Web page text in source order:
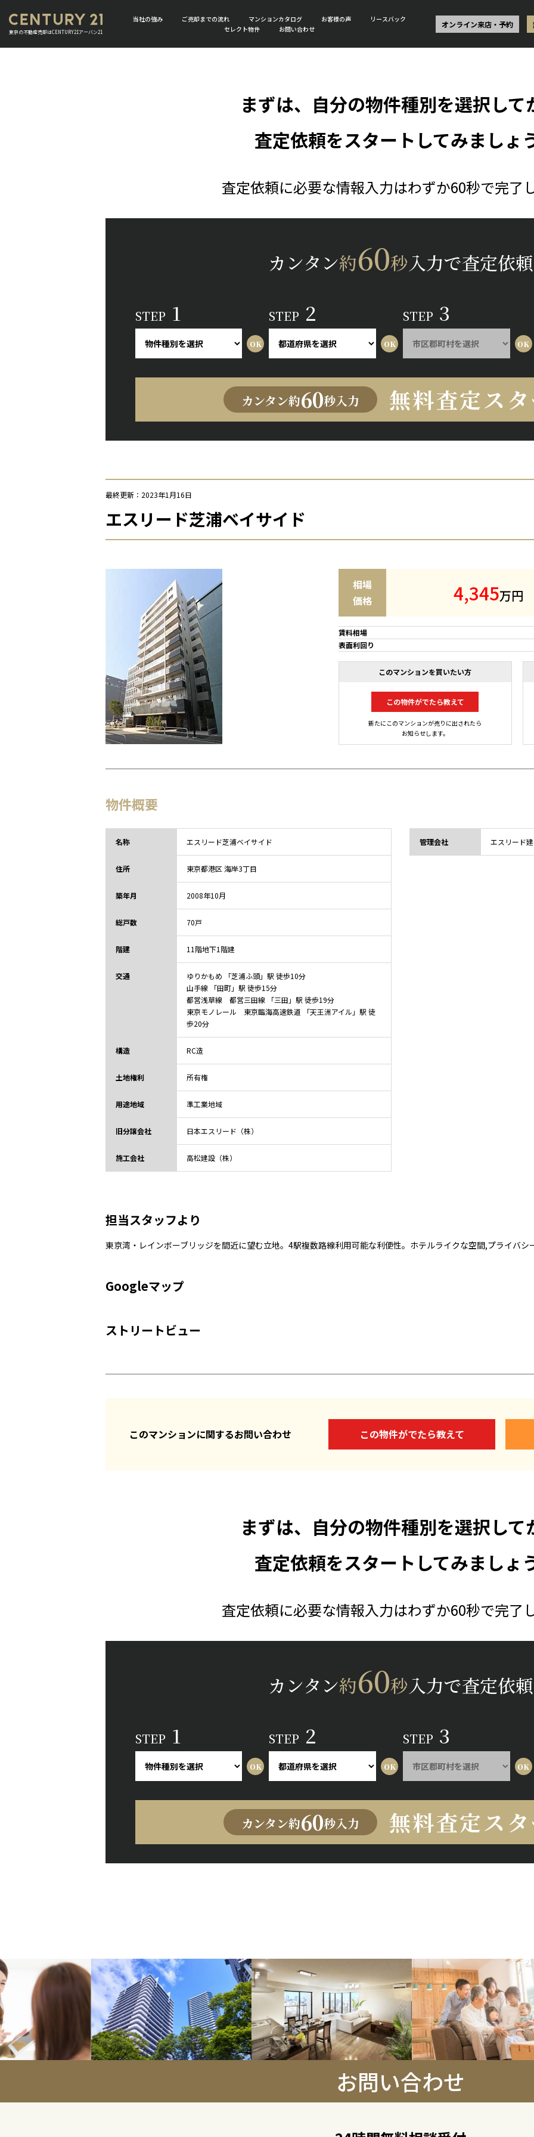
東京の不動産売却はCENTURY21アーバン21
当社の強み ご売却までの流れ マンションカタログ お客様の声
リースバック
セレクト物件
お問い合わせ オンライン来店・予約
まずは、自分の物件種別を選択して
査定依頼をスタートしてみましょ
査定依頼に必要な情報入力はわずか60秒で完了
カンタン約60秒入力で査定依頼
STEP 1 STEP 2 STEP 3
カンタン約60秒入力 無料査定ス
最終更新：2023年1月16日
エスリード芝浦ベイサイド
相場
価格
4,345万
賃料相場
表面利回り
このマンションを買いたい方
この物件がでたら教えて
新たにこのマンションが売りに出されたら
お知らせします。
物件概要
名称 エスリード芝浦ベイサイド
住所 東京都港区 海岸3丁目
築年月 2008年10月
総戸数 70戸
階建 11階地下1階建
交通
ゆりかもめ 「芝浦ふ頭」駅 徒歩10分
山手線 「田町」駅 徒歩15分
都営浅草線 都営三田線 「三田」駅 徒歩19分
東京モノレール 東京臨海高速鉄道 「天王洲アイル」駅 徒
歩20分
構造 RC造
土地権利 所有権
用途地域 準工業地域
旧分譲会社 日本エスリード（株）
施工会社 高松建設（株）
管理会社 エスリード
担当スタッフより
東京湾・レインボーブリッジを間近に望む立地。4駅複数路線利用可能な利便性。ホテルライクな空間,プライバシ
Googleマップ
ストリートビュー
このマンションに関するお問い合わせ この物件がでたら教えて
まずは、自分の物件種別を選択して
査定依頼をスタートしてみましょ
査定依頼に必要な情報入力はわずか60秒で完了
カンタン約60秒入力で査定依頼
STEP 1 STEP 2 STEP 3
カンタン約60秒入力 無料査定ス
お問い合わせ